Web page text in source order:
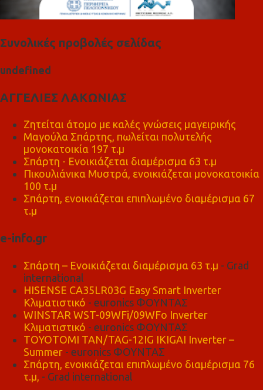
Συνολικές προβολές σελίδας
undefned
ΑΓΓΕΛΙΕΣ ΛΑΚΩΝΙΑΣ
Ζητείται άτομο με καλές γνώσεις μαγειρικής
Μαγούλα Σπάρτης, πωλείται πολυτελής
μονοκατοικία 197 τ.μ
Σπάρτη - Ενοικιάζεται διαμέρισμα 63 τ.μ
Πικουλιάνικα Μυστρά, ενοικιάζεται μονοκατοικία
100 τ.μ
Σπάρτη, ενοικιάζεται επιπλωμένο διαμέρισμα 67
τ.μ
e-info.gr
Σπάρτη – Ενοικιάζεται διαμέρισμα 63 τ.μ - Grad
international
HISENSE CA35LR03G Easy Smart Inverter
Κλιματιστικό - euronics ΦΟΥΝΤΑΣ
WINSTAR WST-09WFi/09WFo Inverter
Κλιματιστικό - euronics ΦΟΥΝΤΑΣ
TOYOTOMI TAN/TAG-12IG IKIGAI Inverter –
Summer - euronics ΦΟΥΝΤΑΣ
Σπάρτη, ενοικιάζεται επιπλωμένο διαμέρισμα 76
τ.μ, - Grad international